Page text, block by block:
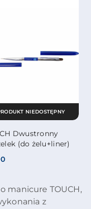
Dwustronny
(do żelu+liner)
NIEDOSTĘPNY
manicure TOUCH,
z